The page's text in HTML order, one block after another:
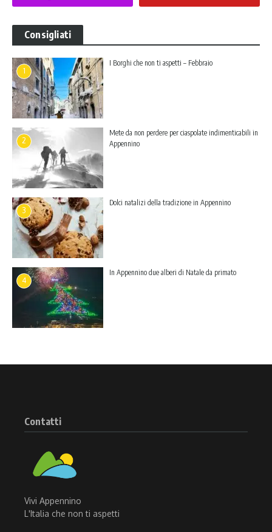
Consigliati
1
I Borghi che non ti aspetti – Febbraio
2
Mete da non perdere per ciaspolate indimenticabili in
Appennino
3
Dolci natalizi della tradizione in Appennino
4
In Appennino due alberi di Natale da primato
Contatti
Vivi Appennino
L'Italia che non ti aspetti